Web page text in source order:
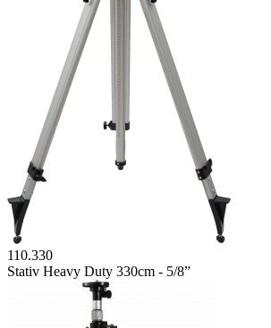
110.330
Stativ Heavy Duty 330cm - 5/8”